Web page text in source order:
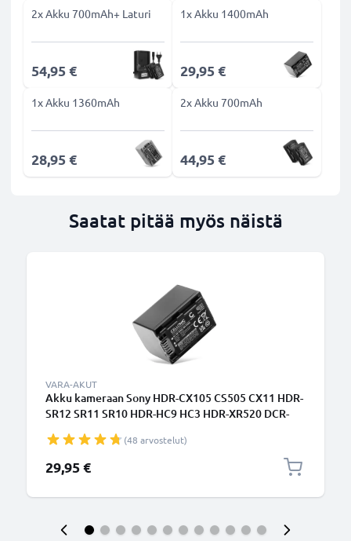
2x Akku 700mAh+ Laturi
54,95 €
1x Akku 1400mAh
29,95 €
1x Akku 1360mAh
28,95 €
2x Akku 700mAh
44,95 €
Saatat pitää myös näistä
VARA-AKUT
Akku kameraan Sony HDR-CX105 CS505 CX11 HDR-
SR12 SR11 SR10 HDR-HC9 HC3 HDR-XR520 DCR-
tuotemerkiltä CELLONIC
(48 arvostelut)
29,95 €